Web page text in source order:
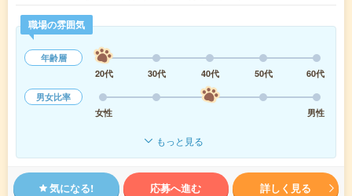
職場の雰囲気
年齢層
20代
30代 40代 50代
60代
男女比率
女性
男性
もっと見る
気になる! 応募へ進む 詳しく見る